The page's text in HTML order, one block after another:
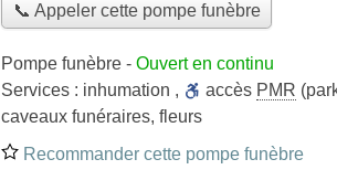
📞 Appeler cette pompe funèbre
Pompe funèbre - Ouvert en continu
Services : inhumation , accès PMR
caveaux funéraires, fleurs
Recommander cette pompe funèbre